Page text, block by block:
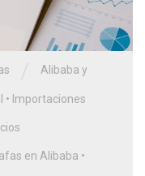
Alibaba y
• Importaciones
en Alibaba •